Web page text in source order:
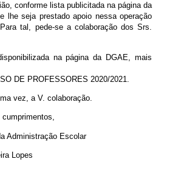
conforme lista publicitada na página da
lhe seja prestado apoio nessa operação
tal, pede-se a colaboração dos Srs.
na página da DGAE, mais
DE PROFESSORES 2020/2021.
vez, a V. colaboração.
Administração Escolar
Lopes